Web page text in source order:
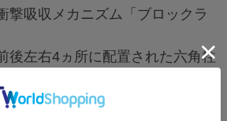
撃吸収メカニズム「ブロックラ
後左右4ヵ所に配置された六角柱